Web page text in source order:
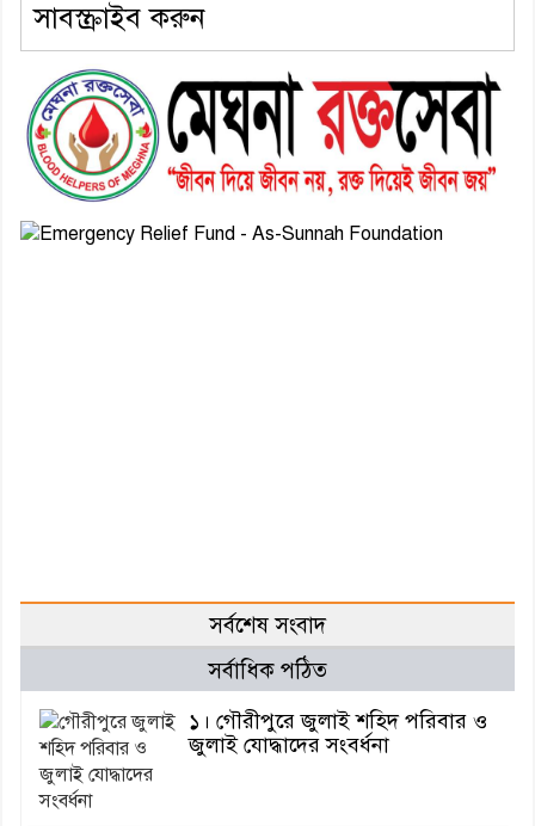
সাবস্ক্রাইব করুন
সর্বশেষ সংবাদ
সর্বাধিক পঠিত
১। গৌরীপুরে জুলাই শহিদ পরিবার ও
জুলাই যোদ্ধাদের সংবর্ধনা